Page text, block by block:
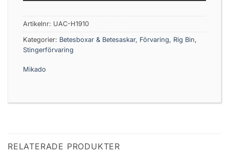
Artikelnr: UAC-H1910
Kategorier: Betesboxar & Betesaskar, Förvaring, Rig Bin,
Stingerförvaring
Mikado
RELATERADE PRODUKTER